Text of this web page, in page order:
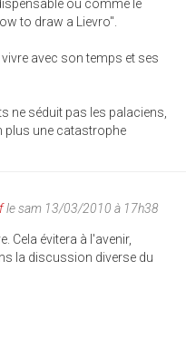
ou comme le
to draw a Lievro".
avec son temps et ses
ne séduit pas les palaciens,
plus une catastrophe
le sam 13/03/2010 à 17h38
Cela évitera à l'avenir,
la discussion diverse du